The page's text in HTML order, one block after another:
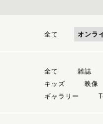
全て オンラ
全て 雑誌
キッズ
映像
ギャラリー